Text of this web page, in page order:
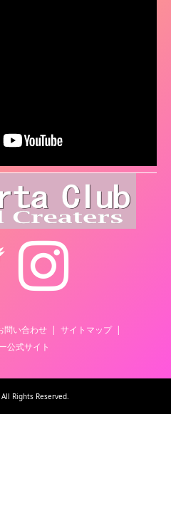
問い合わせ
サイトマップ
公式サイト
. All Rights Reserved.